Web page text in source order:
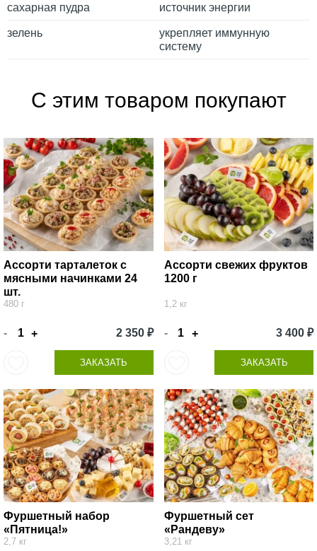
сахарная пудра источник энергии
зелень
укрепляет иммунную
систему
С этим товаром покупают
Ассорти тарталеток с
мясными начинками 24
шт.
480 г
- + 2 350 ₽
ЗАКАЗАТЬ
Ассорти свежих фруктов
1200 г
1,2 кг
- + 3 400 ₽
ЗАКАЗАТЬ
Фуршетный набор
«Пятница!»
2,7 кг
Фуршетный сет
«Рандеву»
3,21 кг